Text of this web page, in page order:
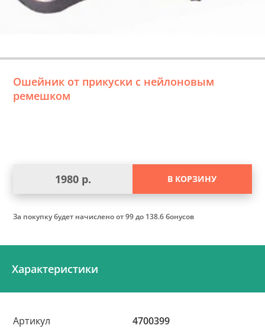
Ошейник от прикуски с нейлоновым
ремешком
1980 р. В КОРЗИНУ
За покупку будет начисленоот 99 до 138.6 бонусов
Характеристики
Артикул
4700399